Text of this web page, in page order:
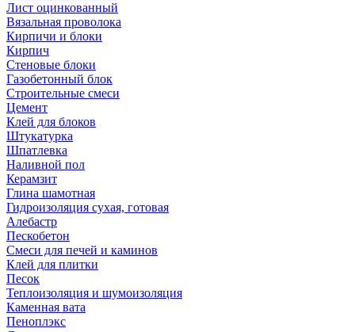
Лист оцинкованный
Вязальная проволока
Кирпичи и блоки
Кирпич
Стеновые блоки
Газобетонный блок
Строительные смеси
Цемент
Клей для блоков
Штукатурка
Шпатлевка
Наливной пол
Керамзит
Глина шамотная
Гидроизоляция сухая, готовая
Алебастр
Пескобетон
Смеси для печей и каминов
Клей для плитки
Песок
Теплоизоляция и шумоизоляция
Каменная вата
Пеноплэкс